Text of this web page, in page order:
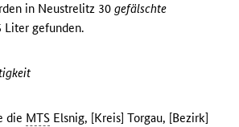
in Neustrelitz 30gefälschte
Liter gefunden.
die MTS Elsnig, [Kreis] Torgau, [Bezirk]